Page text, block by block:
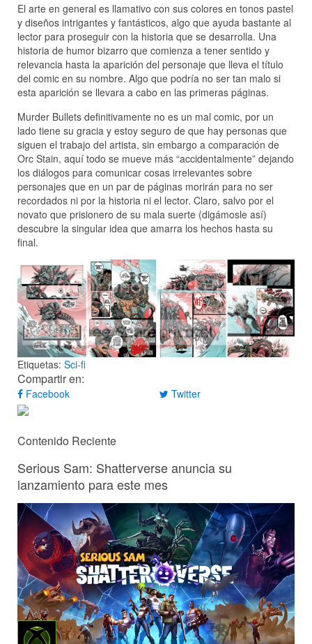
El arte en general es llamativo con sus colores en tonos pastel
y diseños intrigantes y fantásticos, algo que ayuda bastante al
lector para proseguir con la historia que se desarrolla. Una
historia de humor bizarro que comienza a tener sentido y
relevancia hasta la aparición del personaje que lleva el título
del comic en su nombre. Algo que podría no ser tan malo si
esta aparición se llevara a cabo en las primeras páginas.
Murder Bullets definitivamente no es un mal comic, por un
lado tiene su gracia y estoy seguro de que hay personas que
siguen el trabajo del artista, sin embargo a comparación de
Orc Stain, aquí todo se mueve más “accidentalmente” dejando
los diálogos para comunicar cosas irrelevantes sobre
personajes que en un par de páginas morirán para no ser
recordados ni por la historia ni el lector. Claro, salvo por el
novato que prisionero de su mala suerte (digámosle así)
descubre la singular idea que amarra los hechos hasta su
final.
Etiquetas: Sci-fi
Compartir en:
Facebook Twitter
Contenido Reciente
Serious Sam: Shatterverse anuncia su
lanzamiento para este mes